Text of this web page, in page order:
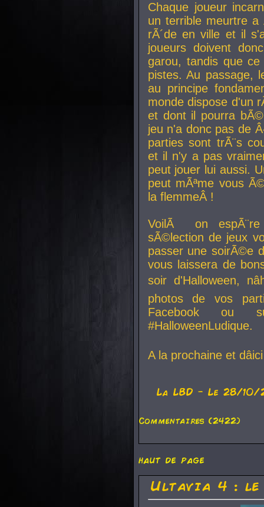
Chaque joueur
un terrible meurtre
rÃ´de en ville et il
joueurs doivent
garou, tandis que
pistes. Au passage,
au principe
monde dispose d'un
et dont il pourra
jeu n'a donc pas de
parties sont trÃ¨s
et il n'y a pas
peut jouer lui aussi.
peut mÃªme vous
la flemmeÂ !
VoilÃ on
sÃ©lection de jeux
passer une soirÃ©e
vous laissera de
soir d'Halloween,
photos de vos
Facebook ou
#HalloweenLudique.
A la prochaine et
La LBD - Le 28/10/
Commentaires (2422)
haut de page
Ultavia 4 :